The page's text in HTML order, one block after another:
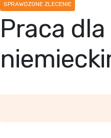
SPRAWDZONE ZLECENIE
Praca